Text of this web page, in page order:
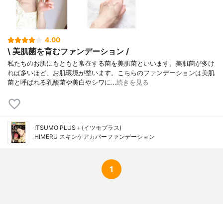
4.00
\ 美肌菌を育むファンデーション /
私たちのお肌にもともと常在する菌を美肌菌といいます。美肌菌が多け
れば多いほど、お肌環境が整います。こちらのファンデーションは美肌
菌と呼ばれる乳酸菌や美白やシワに…続きを見る
ITSUMO PLUS＋(イツモプラス)
HIMERU スキンケアカバーファンデーション
1